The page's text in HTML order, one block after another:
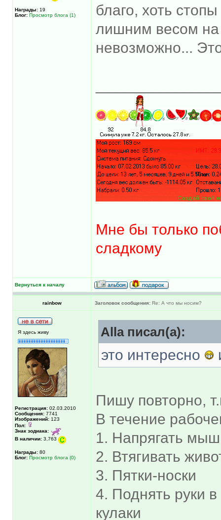
Награды: 19
Блог: Просмотр блога (1)
благо, хоть
лишним весом на
невозможно...
Мне бы только
сладкому
Вернуться к началу
rainbow Заголовок сообщения: Re: А что мы носим?
Я здесь живу
Регистрация: 02.03.2010
Сообщения: 7741
Изображений: 123
Пол:
Знак зодиака:
В наличии: 3,763
Награды: 80
Блог: Просмотр блога (0)
Alla писал(а):
это интересно
Пишу повторно,
В течение
1. Напрягать
2. Втягивать
3. Пятки-носки
4. Поднять руки
кулаки